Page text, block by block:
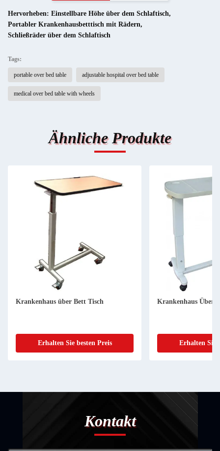
Hervorheben: Einstellbare Höhe über dem Schlaftisch,
Portabler Krankenhausbetttisch mit Rädern,
Schließräder über dem Schlaftisch
Tags:
portable over bed table adjustable hospital over bed table
medical over bed table with wheels
Ähnliche Produkte
Krankenhaus über Bett Tisch
Erhalten Sie besten Preis
Krankenhaus Über
Erhalten Sie
Kontakt